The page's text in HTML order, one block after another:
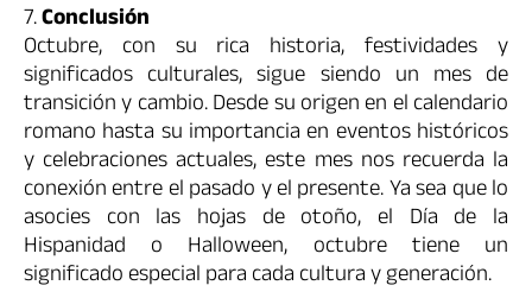
7.Conclusión
Octubre, con su rica historia, festividades y
significados culturales, sigue siendo un mes de
transición y cambio. Desde su origen en el calendario
romano hasta su importancia en eventos históricos
y celebraciones actuales, este mes nos recuerda la
conexión entre el pasado y el presente. Ya sea que lo
asocies con las hojas de otoño, el Día de la
Hispanidad o Halloween, octubre tiene un
significado especial para cada cultura y generación.